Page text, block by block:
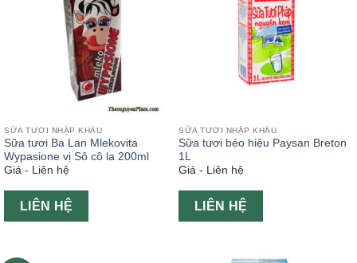
SỮA TƯƠI NHẬP KHẨU
Sữa tươi Ba Lan Mlekovita
Wypasione vị Sô cô la 200ml
Giá - Liên hệ
LIÊN HỆ
SỮA TƯƠI NHẬP KHẨU
Sữa tươi béo hiệu Paysan Breton
1L
Giá - Liên hệ
LIÊN HỆ